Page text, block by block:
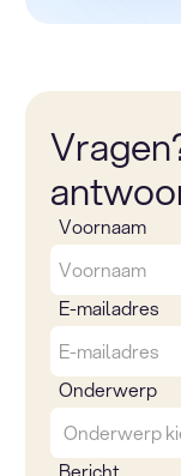
Voornaam
E-mailadres
Onderwerp